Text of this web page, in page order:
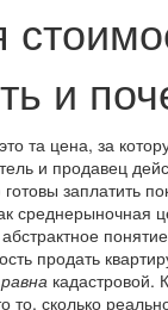
и
та цена, за
и продавец
заплатить
среднерыночная
продать
кадастровой.
сколько